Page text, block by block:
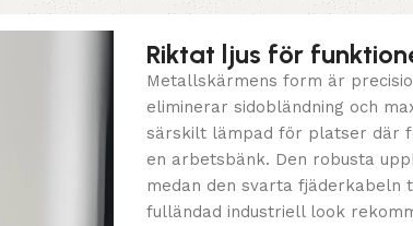
Riktat ljus för
Metallskärmens form är
eliminerar sidobländning och
särskilt lämpad för platser där
en arbetsbänk. Den robusta
medan den svarta fjäderkabeln
fulländad industriell look